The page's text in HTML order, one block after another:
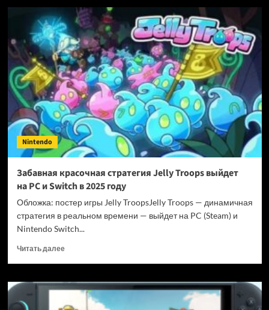
Набор
Lego
Nintendo
Game
Boy
может
выйти
в начале
октября
Nintendo
Забавная красочная стратегия Jelly Troops выйдет
на PC и Switch в 2025 году
Обложка: постер игры Jelly TroopsJelly Troops — динамичная
стратегия в реальном времени — выйдет на PC (Steam) и
Nintendo Switch...
Читать далееПрочитать
Забавная
красочная
стратегия